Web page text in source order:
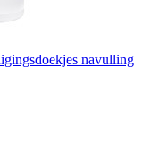
navulling